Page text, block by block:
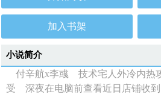
加入书架
小说简介
付辛航x李彧 技术宅人外冷内热
受 深夜在电脑前查看近日店铺收